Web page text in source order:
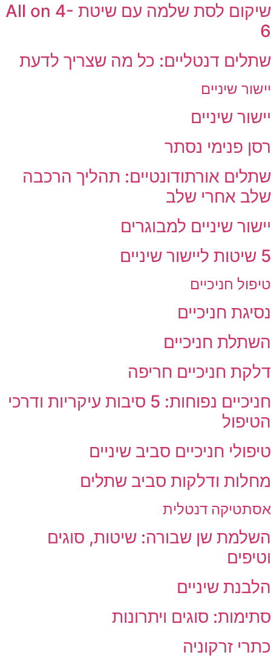
שיקום לסת שלמה עם שיטת All on 4-
6
שתלים דנטליים: כל מה שצריך לדעת
יישור שיניים
יישור שיניים
רסן פנימי נסתר
שתלים אורתודונטיים: תהליך הרכבה
שלב אחרי שלב
יישור שיניים למבוגרים
5 שיטות ליישור שיניים
טיפול חניכיים
נסיגת חניכיים
השתלת חניכיים
דלקת חניכיים חריפה
חניכיים נפוחות: 5 סיבות עיקריות ודרכי
הטיפול
טיפולי חניכיים סביב שיניים
מחלות ודלקות סביב שתלים
אסתטיקה דנטלית
השלמת שן שבורה: שיטות, סוגים
וטיפים
הלבנת שיניים
סתימות: סוגים ויתרונות
כתרי זרקוניה